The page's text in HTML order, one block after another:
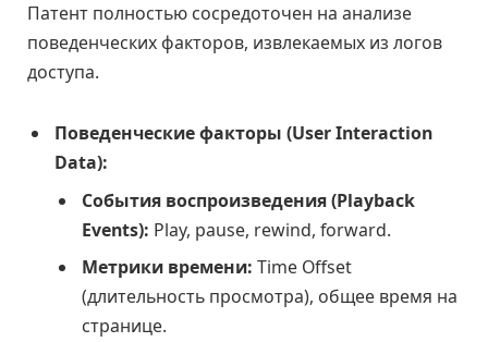
Патент полностью сосредоточен на анализе
поведенческих факторов, извлекаемых из логов
доступа.
Поведенческие факторы (User Interaction
Data):
События воспроизведения (Playback
Events): Play, pause, rewind, forward.
Метрики времени: Time Offset
(длительность просмотра), общее время на
странице.